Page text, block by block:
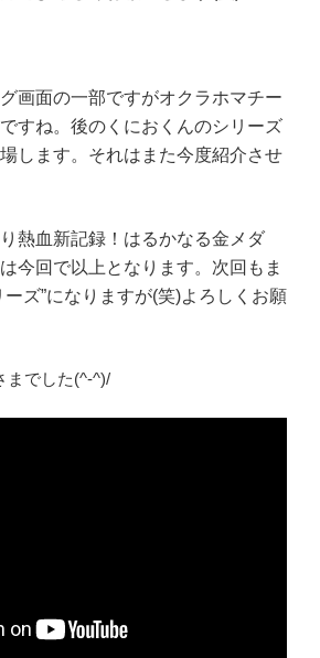
画面の一部ですがオクラホマチー
すね。後のくにおくんのシリーズ
します。それはまた今度紹介させ
熱血新記録！はるかなる金メダ
今回で以上となります。次回もま
ーズ”になりますが(笑)よろしくお願
までした(^‐^)/